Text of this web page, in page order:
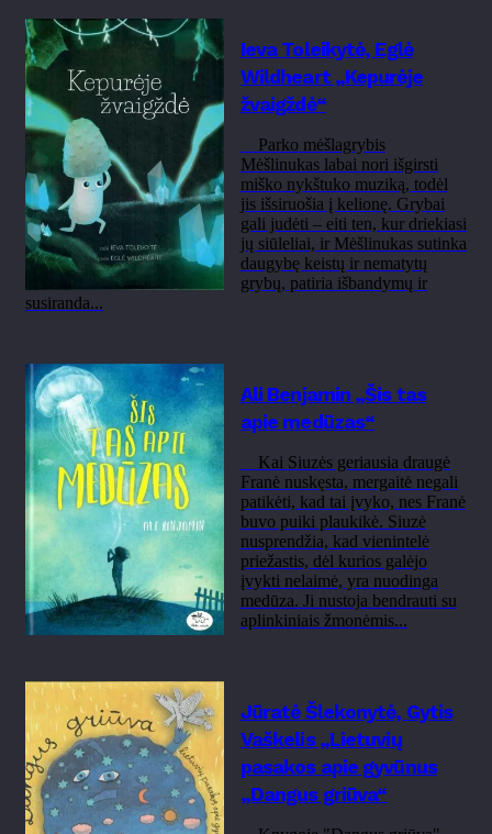
Ieva Toleikytė, Eglė
Wildheart „Kepurėje
žvaigždė“
Parko mėšlagrybis
Mėšlinukas labai nori išgirsti
miško nykštuko muziką, todėl
jis išsiruošia į kelionę. Grybai
gali judėti – eiti ten, kur driekiasi
jų siūleliai, ir Mėšlinukas sutinka
daugybę keistų ir nematytų
grybų, patiria išbandymų ir
susiranda...
Ali Benjamin „Šis tas
apie medūzas“
Kai Siuzės geriausia draugė
Franė nuskęsta, mergaitė negali
patikėti, kad tai įvyko, nes Franė
buvo puiki plaukikė. Siuzė
nusprendžia, kad vienintelė
priežastis, dėl kurios galėjo
įvykti nelaimė, yra nuodinga
medūza. Ji nustoja bendrauti su
aplinkiniais žmonėmis...
Jūratė Šlekonytė, Gytis
Vaškelis „Lietuvių
pasakos apie gyvūnus
„Dangus griūva“